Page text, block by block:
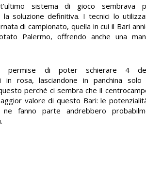
sistema di gioco sembrava
la soluzione definitiva. I tecnici lo
di campionato, quella in cui il Bari
Palermo, offrendo anche una
permise di poter schierare 4
in rosa, lasciandone in panchina solo
perché ci sembra che il
valore di questo Bari: le
ne fanno parte andrebbero